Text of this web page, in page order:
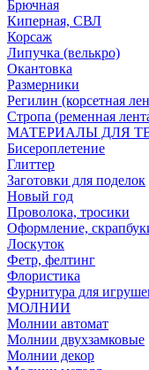
Брючная
Киперная, СВЛ
Корсаж
Липучка (велькро)
Окантовка
Размерники
Регилин (корсетная
Стропа (ременная
МАТЕРИАЛЫ ДЛЯ
Бисероплетение
Глиттер
Заготовки для поделок
Новый год
Проволока, тросики
Оформление,
Лоскуток
Фетр, фелтинг
Флористика
Фурнитура для
МОЛНИИ
Молнии автомат
Молнии двухзамковые
Молнии декор